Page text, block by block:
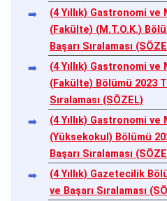
(4 Yıllık) Gastronomi
(Fakülte) (M.T.O.K.)
Başarı Sıralaması
(4 Yıllık) Gastronomi
(Fakülte) Bölümü 2023
Sıralaması (SÖZEL)
(4 Yıllık) Gastronomi
(Yüksekokul) Bölümü
Başarı Sıralaması
(4 Yıllık) Gazetecilik
ve Başarı Sıralaması